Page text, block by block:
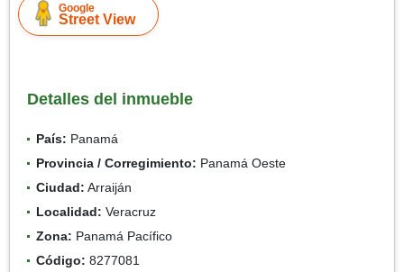
Google
Street View
Detalles del inmueble
País: Panamá
Provincia / Corregimiento: Panamá Oeste
Ciudad: Arraiján
Localidad: Veracruz
Zona: Panamá Pacífico
Código: 8277081